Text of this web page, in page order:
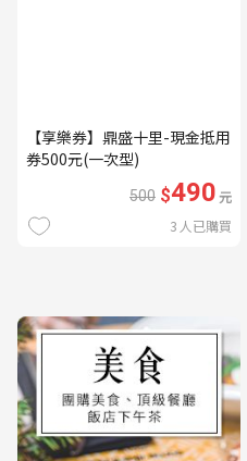
【享樂券】鼎盛十里-現金抵用
券500元(一次型)
500 $490元
3 人已購買